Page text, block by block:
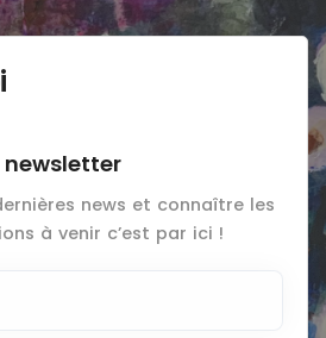
news et connaître les
à venir c’est par ici !